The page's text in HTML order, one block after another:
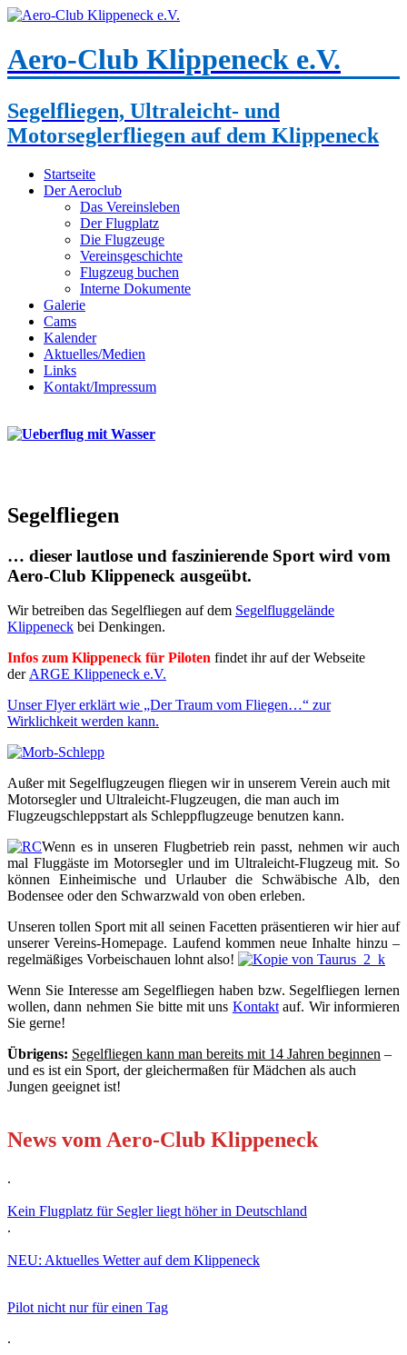
Aero-Club Klippeneck e.V.
Segelfliegen, Ultraleicht- und
Motorseglerfliegen auf dem Klippeneck
Startseite
Der Aeroclub
Das Vereinsleben
Der Flugplatz
Die Flugzeuge
Vereinsgeschichte
Flugzeug buchen
Interne Dokumente
Galerie
Cams
Kalender
Aktuelles/Medien
Links
Kontakt/Impressum
Segelfliegen
… dieser lautlose und faszinierende Sport wird vom
Aero-Club Klippeneck ausgeübt.
Wir betreiben das Segelfliegen auf dem Segelfluggelände
Klippeneck bei Denkingen.
Infos zum Klippeneck für Piloten findet ihr auf der Webseite
der ARGE Klippeneck e.V.
Unser Flyer erklärt wie „Der Traum vom Fliegen…“ zur
Wirklichkeit werden kann.
Außer mit Segelflugzeugen fliegen wir in unserem Verein auch mit
Motorsegler und Ultraleicht-Flugzeugen, die man auch im
Flugzeugschleppstart als Schleppflugzeuge benutzen kann.
Wenn es in unseren Flugbetrieb rein passt, nehmen wir auch
mal Fluggäste im Motorsegler und im Ultraleicht-Flugzeug mit. So
können Einheimische und Urlauber die Schwäbische Alb, den
Bodensee oder den Schwarzwald von oben erleben.
Unseren tollen Sport mit all seinen Facetten präsentieren wir hier auf
unserer Vereins-Homepage. Laufend kommen neue Inhalte hinzu –
regelmäßiges Vorbeischauen lohnt also!
Wenn Sie Interesse am Segelfliegen haben bzw. Segelfliegen lernen
wollen, dann nehmen Sie bitte mit uns Kontaktauf. Wir informieren
Sie gerne!
Übrigens: Segelfliegen kann man bereits mit 14 Jahren beginnen –
und es ist ein Sport, der gleichermaßen für Mädchen als auch
Jungen geeignet ist!
News vom Aero-Club Klippeneck
.
Kein Flugplatz für Segler liegt höher in Deutschland
.
NEU: Aktuelles Wetter auf dem Klippeneck
Pilot nicht nur für einen Tag
.